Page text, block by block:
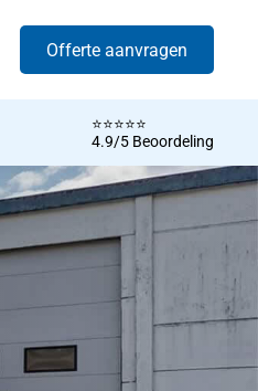
Offerte aanvragen
⭐️⭐️⭐️⭐️⭐️
4.9/5 Beoordeling